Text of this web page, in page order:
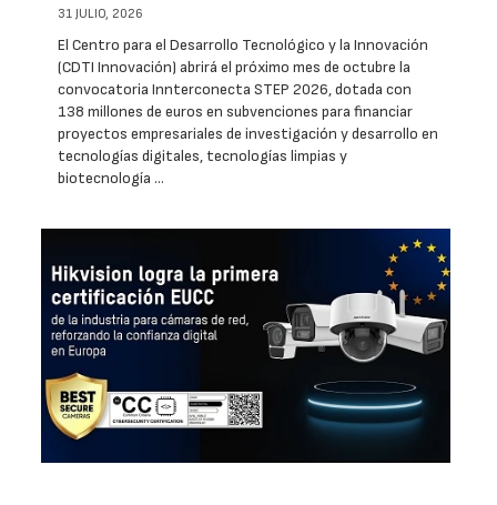
31 JULIO, 2026
El Centro para el Desarrollo Tecnológico y la Innovación
(CDTI Innovación) abrirá el próximo mes de octubre la
convocatoria Innterconecta STEP 2026, dotada con
138 millones de euros en subvenciones para financiar
proyectos empresariales de investigación y desarrollo en
tecnologías digitales, tecnologías limpias y
biotecnología …